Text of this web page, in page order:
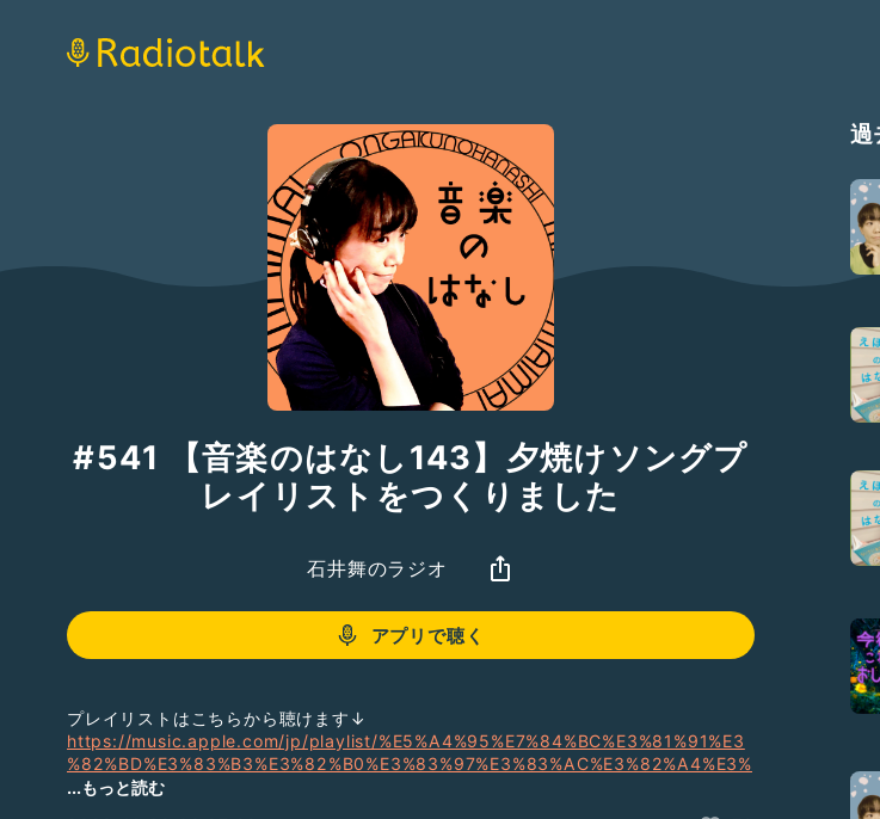
#541 【音楽のはなし143】夕焼けソングプ
レイリストをつくりました
石井舞のラジオ
アプリで聴く
プレイリストはこちらから聴けます↓
https://music.apple.com/jp/playlist/%E5%A4%95%E7%84%BC%E3%81%91%E3
%82%BD%E3%83%B3%E3%82%B0%E3%83%97%E3%83%AC%E3%82%A4%E3%
83%AA%E3%82%B9%E3%83%88/pl.u-xlyNAVdIXAM7z7
...もっと読む
過